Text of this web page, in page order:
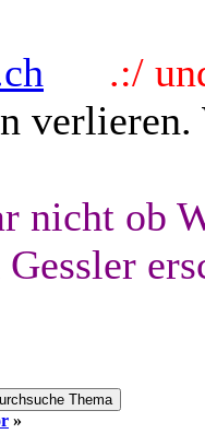
.:/
nicht ob
Gessler
»